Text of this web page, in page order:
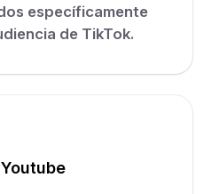
específicamente
de TikTok.